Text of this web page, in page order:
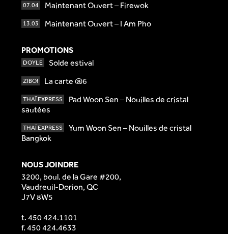
07.04 Maintenant Ouvert – Firewok
13.03 Maintenant Ouvert – I Am Pho
PROMOTIONS
DOYLE Solde estival
ZIBO! La carte @6
THAÏ EXPRESS
Pad Woon Sen – Nouilles de cristal
sautées
THAÏ EXPRESS
Yum Woon Sen – Nouilles de cristal
Bangkok
NOUS JOINDRE
3200, boul. de la Gare #200,
Vaudreuil-Dorion, QC
J7V 8W5
t. 450 424.1101
f. 450 424.4633